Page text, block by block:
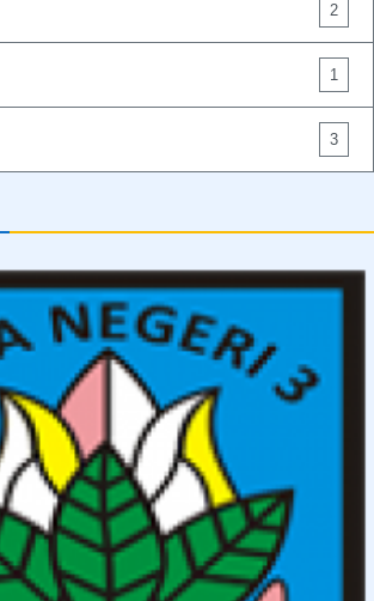
2
1
3